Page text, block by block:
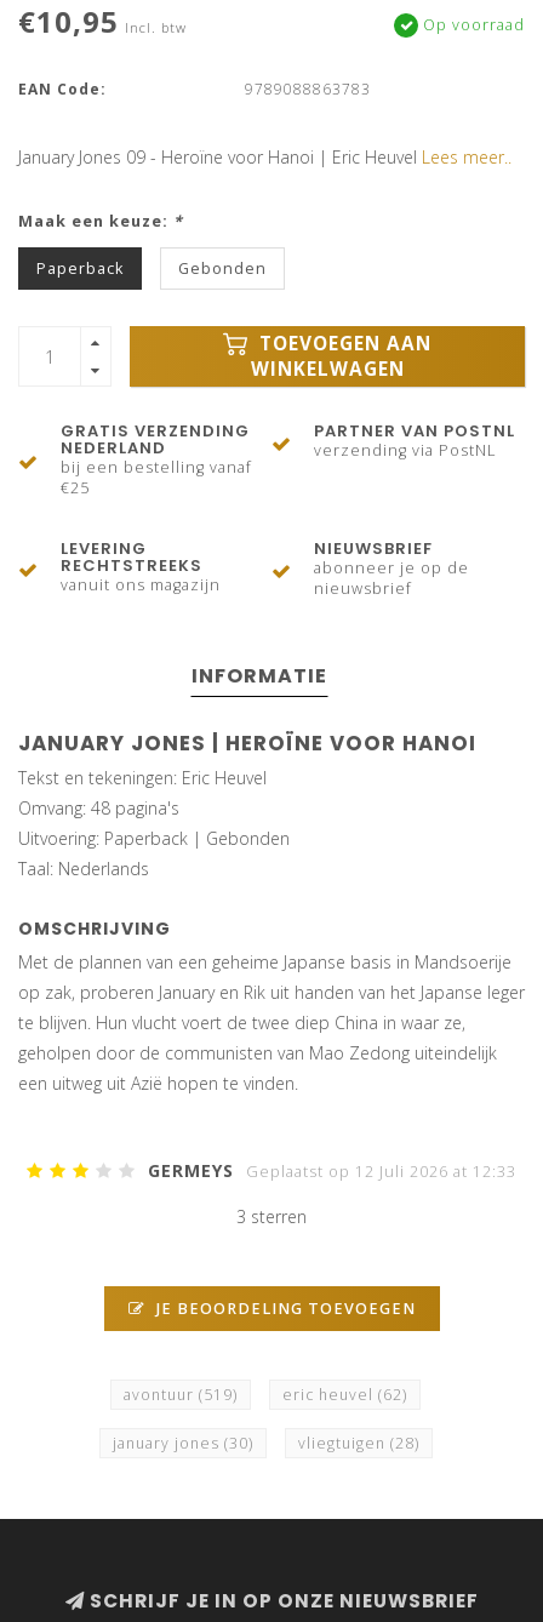
€10,95 Incl. btw Op voorraad
EAN Code: 9789088863783
January Jones 09 - Heroïne voor Hanoi | Eric Heuvel Lees meer..
Maak een keuze: *
Paperback Gebonden
TOEVOEGEN AAN
WINKELWAGEN
GRATIS VERZENDING
NEDERLAND
bij een bestelling vanaf
€25
PARTNER VAN POSTNL
verzending via PostNL
LEVERING
RECHTSTREEKS
vanuit ons magazijn
NIEUWSBRIEF
abonneer je op de
nieuwsbrief
INFORMATIE
JANUARY JONES | HEROÏNE VOOR HANOI
Tekst en tekeningen: Eric Heuvel
Omvang: 48 pagina's
Uitvoering: Paperback | Gebonden
Taal: Nederlands
OMSCHRIJVING
Met de plannen van een geheime Japanse basis in Mandsoerije
op zak, proberen January en Rik uit handen van het Japanse leger
te blijven. Hun vlucht voert de twee diep China in waar ze,
geholpen door de communisten van Mao Zedong uiteindelijk
een uitweg uit Azië hopen te vinden.
GERMEYS Geplaatst op 12 Juli 2026 at 12:33
3 sterren
JE BEOORDELING TOEVOEGEN
avontuur (519) eric heuvel (62)
january jones (30) vliegtuigen (28)
SCHRIJF JE IN OP ONZE NIEUWSBRIEF